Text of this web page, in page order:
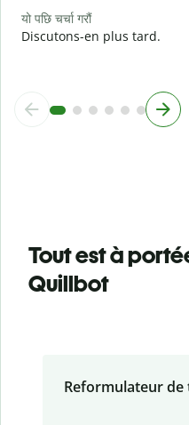
यो पछि चर्चा गरौं
Discutons-en plus tard.
Tout est à
Quillbot
Reformulateur de